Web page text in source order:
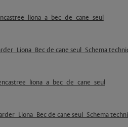
de cane seul_Schema
de cane seul_Schema